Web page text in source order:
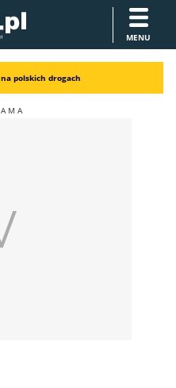
MENU
polskich drogach